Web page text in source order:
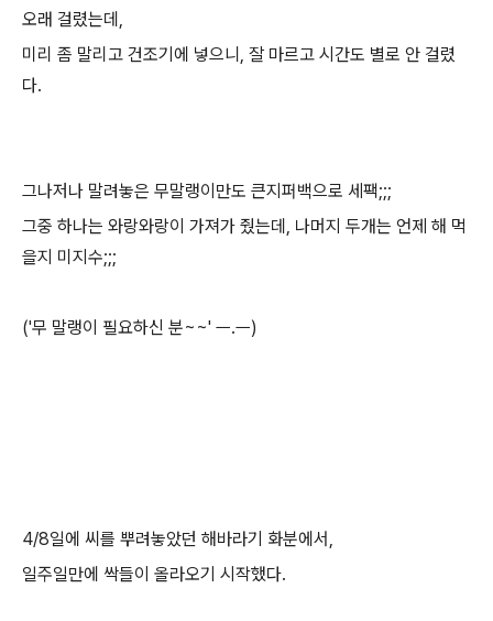
오래 걸렸는데,
미리 좀 말리고 건조기에 넣으니, 잘 마르고 시간도 별로 안 걸렸
다.
그나저나 말려놓은 무말랭이만도 큰지퍼백으로 세팩;;;
그중 하나는 와랑와랑이 가져가 줬는데, 나머지 두개는 언제 해 먹
을지 미지수;;;
('무 말랭이 필요하신 분~~' ㅡ.ㅡ)
4/8일에 씨를 뿌려놓았던 해바라기 화분에서,
일주일만에 싹들이 올라오기 시작했다.